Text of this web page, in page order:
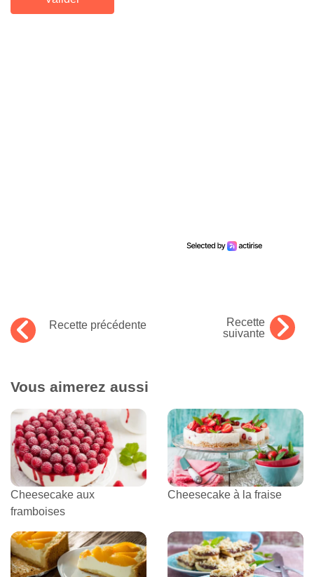
Recette précédente
Recette
suivante
Vous aimerez aussi
Cheesecake aux
framboises
Cheesecake à la fraise